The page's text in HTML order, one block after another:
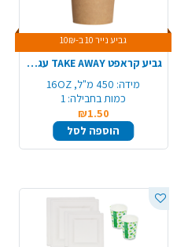
גביע נייר 10 ב-10₪
גביע קראפט TAKE AWAY עגול 16OZ
מידה: 450 מ"ל, 16OZ
כמות בחבילה: 1
₪1.50
הוספה לסל